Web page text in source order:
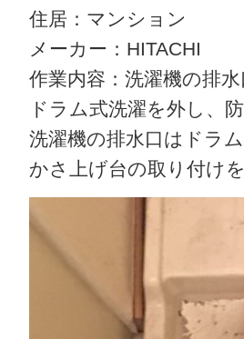
住居：マンション
メーカー：HITACHI
作業内容：洗濯機の排
ドラム式洗濯を外し、
洗濯機の排水口はドラ
かさ上げ台の取り付け